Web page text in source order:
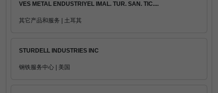
VES METAL ENDUSTRIYEL IMAL. TUR. SAN. TIC....
其它产品和服务 | 土耳其
STURDELL INDUSTRIES INC
钢铁服务中心 | 美国